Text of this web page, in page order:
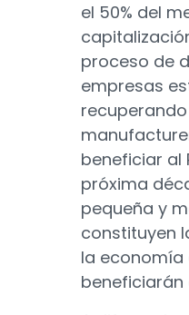
el 50% del
proceso de
empresas
beneficiar al
próxima
pequeña y
constituyen
la economía
beneficiarán